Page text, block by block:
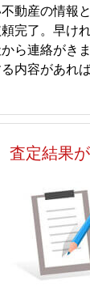
動産の情報
完了。早け
ら連絡がきま
内容があれ
査定結果